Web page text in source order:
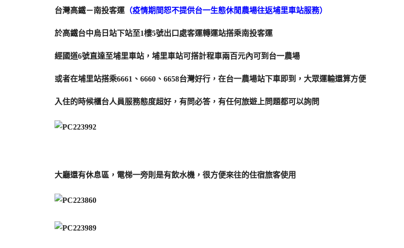
台灣高鐵－南投客運 （疫情期間恕不提供台一生態休閒農場往返埔里車站服務）
於高鐵台中烏日站下站至1樓5號出口處客運轉運站搭乘南投客運
經國道6號直達至埔里車站，埔里車站可搭計程車兩百元內可到台一農場
或者在埔里站搭乘6661、6660、6658台灣好行，在台一農場站下車即到，大眾運輸還算方便
入住的時候櫃台人員服務態度超好，有問必答，有任何旅遊上問題都可以詢問
大廳還有休息區，電梯一旁則是有飲水機，很方便來往的住宿旅客使用